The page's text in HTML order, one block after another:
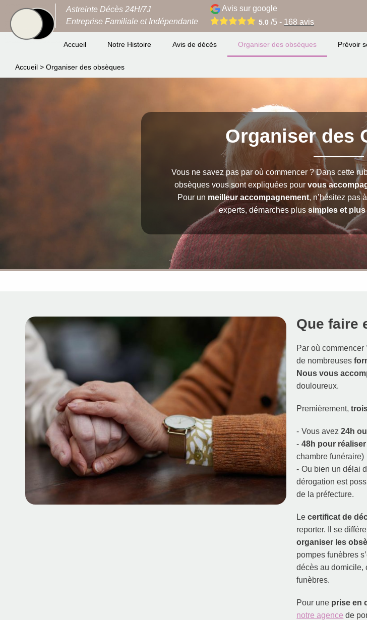
Astreinte Décès 24H/7J
Entreprise Familiale et Indépendante
Avis sur google
5.0 /5 - 168 avis
Accueil Notre Histoire Avis de décès Organiser des obsèques Prévoir
Accueil > Organiser des obsèques
Organiser des
Vous ne savez pas par où commencer ? Dans cette
obsèques vous sont expliquées pour vous
Pour un meilleur accompagnement, n’hésitez pas
experts, démarches plussimples et
Que faire
Par où
de nombreuses
Nous vous
douloureux.
Premièrement,
Vous avez24h
48h pour
chambre funéraire)
Ou bien un délai
dérogation est
de la préfecture.
Lecertificat de
reporter. Il se
organiser les
pompes funèbres
décès au domicile,
funèbres.
Pour une prise en
notre agence de